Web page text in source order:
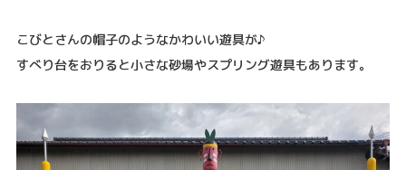
こびとさんの帽子のようなかわいい遊具が♪
すべり台をおりると小さな砂場やスプリング遊具もあります。